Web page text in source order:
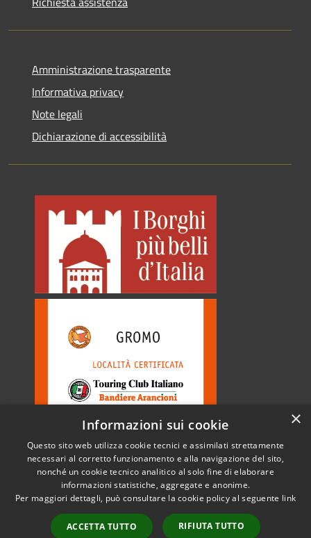
Amministrazione trasparente
Informativa privacy
Note legali
Dichiarazione di accessibilità
Accessibilità
Copyright © 2026 • Comune di
Gromo • Powered by
Municipium•
Accesso
×
Informazioni sui cookie
Questo sito web utilizza cookie tecnici e assimilati strettamente
necessari al corretto funzionamento e alla navigazione del sito,
nonché un cookie tecnico analitico al solo fine di elaborare
informazioni statistiche, aggregate e anonime.
Per maggiori dettagli, può consultare la cookie policy al seguente link
ACCETTA TUTTO RIFIUTA TUTTO